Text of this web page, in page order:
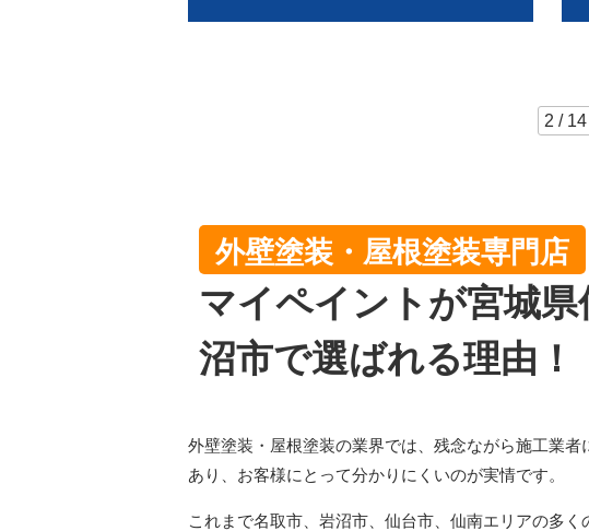
2 / 14
外壁塗装・屋根塗装専門店
マイペイントが宮城
沼市で選ばれる理由！
外壁塗装・屋根塗装の業界では、残念ながら施工業
あり、お客様にとって分かりにくいのが実情です。
これまで名取市、岩沼市、仙台市、仙南エリアの多